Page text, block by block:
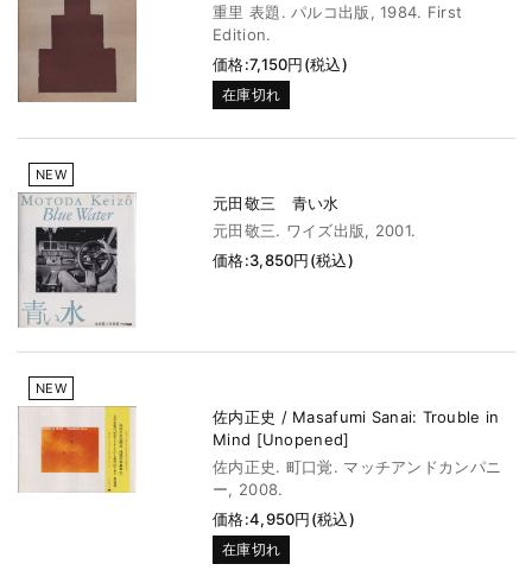
重里 表題. パルコ出版, 1984. First
Edition.
価格:7,150円(税込)
在庫切れ
NEW
元田敬三 青い水
元田敬三. ワイズ出版, 2001.
価格:3,850円(税込)
NEW
佐内正史 / Masafumi Sanai: Trouble in
Mind [Unopened]
佐内正史. 町口覚. マッチアンドカンパニ
ー, 2008.
価格:4,950円(税込)
在庫切れ